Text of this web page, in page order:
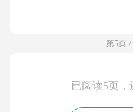
第5页 /
已阅读5页，